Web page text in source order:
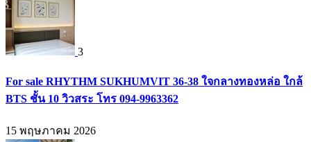
3
For sale RHYTHM SUKHUMVIT 36-38 ใจกลางทองหล่อ ใกล้
BTS ชั้น 10 วิวสระ โทร 094-9963362
15 พฤษภาคม 2026